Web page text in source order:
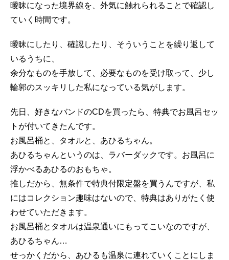
曖昧になった境界線を、外気に触れられることで確認し
ていく時間です。
曖昧にしたり、確認したり、そういうことを繰り返して
いるうちに、
余分なものを手放して、必要なものを受け取って、少し
輪郭のスッキリした私になっている気がします。
先日、好きなバンドのCDを買ったら、特典でお風呂セッ
トが付いてきたんです。
お風呂桶と、タオルと、あひるちゃん。
あひるちゃんというのは、ラバーダックです。お風呂に
浮かべるあひるのおもちゃ。
推しだから、無条件で特典付限定盤を買うんですが、私
にはコレクション趣味はないので、特典はありがたく使
わせていただきます。
お風呂桶とタオルは温泉通いにもってこいなのですが、
あひるちゃん…
せっかくだから、あひるも温泉に連れていくことにしま